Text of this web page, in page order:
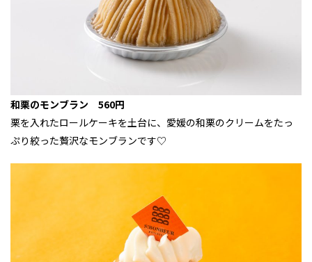
和栗のモンブラン 560円
栗を入れたロールケーキを土台に、愛媛の和栗のクリームをたっ
ぷり絞った贅沢なモンブランです♡